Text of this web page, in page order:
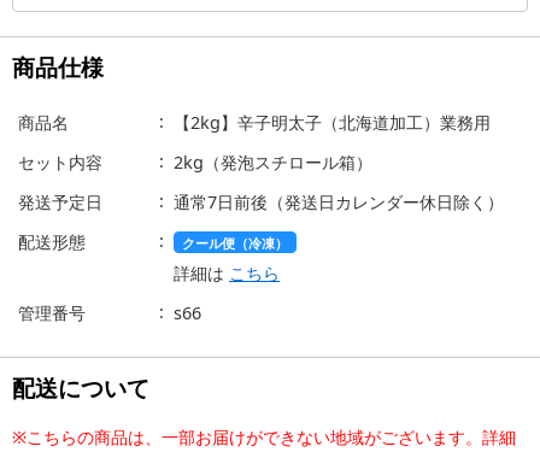
商品仕様
商品名
【2kg】辛子明太子（北海道加工）業務用
セット内容
2kg（発泡スチロール箱）
発送予定日
通常7日前後（発送日カレンダー休日除く）
配送形態
クール便（冷凍）
詳細は こちら
管理番号
s66
配送について
※こちらの商品は、一部お届けができない地域がございます。詳細